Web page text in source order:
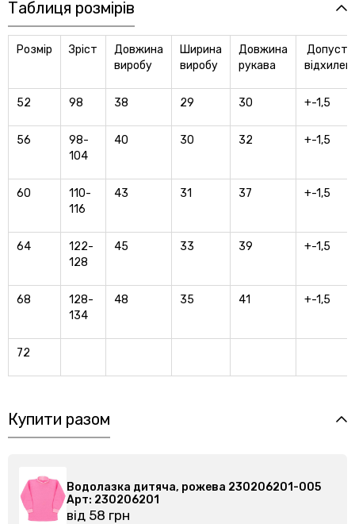
Таблиця розмірів
Розмір Зріст
Довжина
виробу
Ширина
виробу
Довжина
рукава
52 98 38 29 30 +-1,5
56
98-
104
40 30 32 +-1,5
60
110-
116
43 31 37 +-1,5
64
122-
128
45 33 39 +-1,5
68
128-
134
48 35 41 +-1,5
72
Купити разом
дитяча, рожева 230206201-005
230206201
58 грн